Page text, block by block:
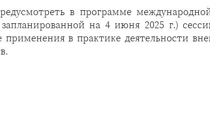
в программе
запланированной на 4 июня 2025 г.)
в практике деятельности